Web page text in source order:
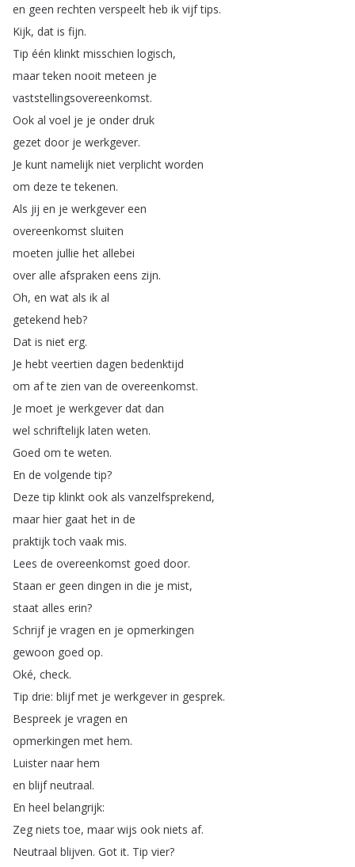
en geen rechten verspeelt heb ik vijf tips.
Kijk, dat is fijn.
Tip één klinkt misschien logisch,
maar teken nooit meteen je
vaststellingsovereenkomst.
Ook al voel je je onder druk
gezet door je werkgever.
Je kunt namelijk niet verplicht worden
om deze te tekenen.
Als jij en je werkgever een
overeenkomst sluiten
moeten jullie het allebei
over alle afspraken eens zijn.
Oh, en wat als ik al
getekend heb?
Dat is niet erg.
Je hebt veertien dagen bedenktijd
om af te zien van de overeenkomst.
Je moet je werkgever dat dan
wel schriftelijk laten weten.
Goed om te weten.
En de volgende tip?
Deze tip klinkt ook als vanzelfsprekend,
maar hier gaat het in de
praktijk toch vaak mis.
Lees de overeenkomst goed door.
Staan er geen dingen in die je mist,
staat alles erin?
Schrijf je vragen en je opmerkingen
gewoon goed op.
Oké, check.
Tip drie: blijf met je werkgever in gesprek.
Bespreek je vragen en
opmerkingen met hem.
Luister naar hem
en blijf neutraal.
En heel belangrijk:
Zeg niets toe, maar wijs ook niets af.
Neutraal blijven. Got it. Tip vier?